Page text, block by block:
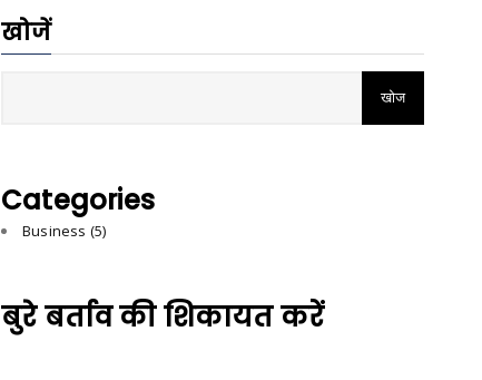
खोजें
Categories
Business (5)
बुरे बर्ताव की शिकायत करें